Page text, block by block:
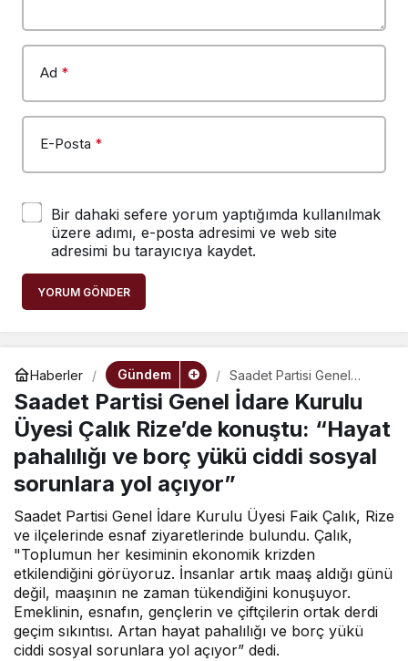
Ad *
E-Posta *
Bir dahaki sefere yorum yaptığımda kullanılmak
üzere adımı, e-posta adresimi ve web site
adresimi bu tarayıcıya kaydet.
YORUM GÖNDER
Haberler Gündem
Saadet Partisi Genel
İdare Kurulu Üyesi Çalık
Rize’de konuştu: “Hayat
pahalılığı ve borç yükü
ciddi sosyal sorunlara yol
açıyor”
Saadet Partisi Genel İdare Kurulu
Üyesi Çalık Rize’de konuştu: “Hayat
pahalılığı ve borç yükü ciddi sosyal
sorunlara yol açıyor”
Saadet Partisi Genel İdare Kurulu Üyesi Faik Çalık, Rize
ve ilçelerinde esnaf ziyaretlerinde bulundu. Çalık,
"Toplumun her kesiminin ekonomik krizden
etkilendiğini görüyoruz. İnsanlar artık maaş aldığı günü
değil, maaşının ne zaman tükendiğini konuşuyor.
Emeklinin, esnafın, gençlerin ve çiftçilerin ortak derdi
geçim sıkıntısı. Artan hayat pahalılığı ve borç yükü
ciddi sosyal sorunlara yol açıyor” dedi.